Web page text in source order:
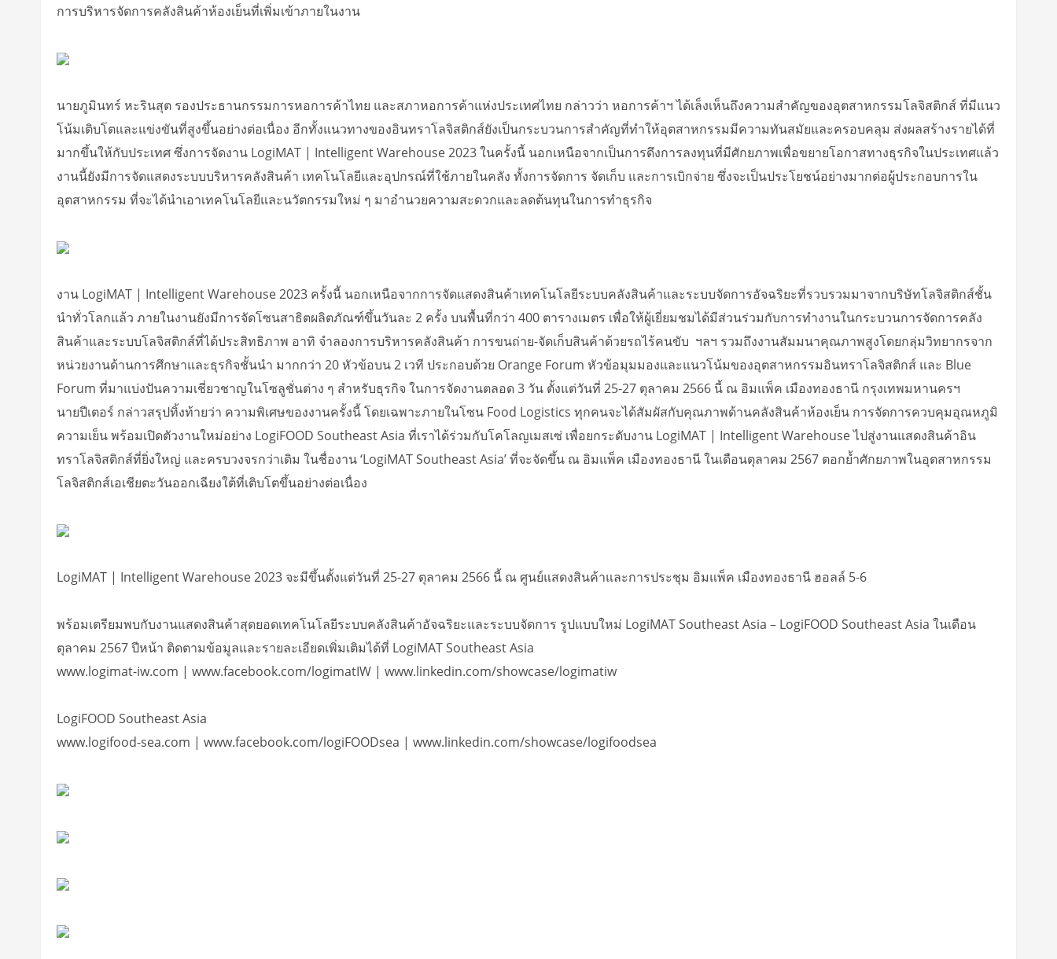
การบริหารจัดการคลังสินค้าห้องเย็นที่เพิ่มเข้าภายในงาน
นายภูมินทร์ หะรินสุต รองประธานกรรมการหอการค้าไทย และสภาหอการค้าแห่งประเทศไทย กล่าวว่า หอการค้าฯ ได้เล็งเห็นถึงความสำคัญของอุตสาหกรรมโลจิสติกส์ ที่มีแนว
โน้มเติบโตและแข่งขันที่สูงขึ้นอย่างต่อเนื่อง อีกทั้งแนวทางของอินทราโลจิสติกส์ยังเป็นกระบวนการสำคัญที่ทำให้อุตสาหกรรมมีความทันสมัยและครอบคลุม ส่งผลสร้างรายได้ที่
มากขึ้นให้กับประเทศ ซึ่งการจัดงาน LogiMAT | Intelligent Warehouse 2023 ในครั้งนี้ นอกเหนือจากเป็นการดึงการลงทุนที่มีศักยภาพเพื่อขยายโอกาสทางธุรกิจในประเทศแล้ว
งานนี้ยังมีการจัดแสดงระบบบริหารคลังสินค้า เทคโนโลยีและอุปกรณ์ที่ใช้ภายในคลัง ทั้งการจัดการ จัดเก็บ และการเบิกจ่าย ซึ่งจะเป็นประโยชน์อย่างมากต่อผู้ประกอบการใน
อุตสาหกรรม ที่จะได้นำเอาเทคโนโลยีและนวัตกรรมใหม่ ๆ มาอำนวยความสะดวกและลดต้นทุนในการทำธุรกิจ
งาน LogiMAT | Intelligent Warehouse 2023 ครั้งนี้ นอกเหนือจากการจัดแสดงสินค้าเทคโนโลยีระบบคลังสินค้าและระบบจัดการอัจฉริยะที่รวบรวมมาจากบริษัทโลจิสติกส์ชั้น
นำทั่วโลกแล้ว ภายในงานยังมีการจัดโซนสาธิตผลิตภัณฑ์ขึ้นวันละ 2 ครั้ง บนพื้นที่กว่า 400 ตารางเมตร เพื่อให้ผู้เยี่ยมชมได้มีส่วนร่วมกับการทำงานในกระบวนการจัดการคลัง
สินค้าและระบบโลจิสติกส์ที่ได้ประสิทธิภาพ อาทิ จำลองการบริหารคลังสินค้า การขนถ่าย-จัดเก็บสินค้าด้วยรถไร้คนขับ ฯลฯ รวมถึงงานสัมมนาคุณภาพสูงโดยกลุ่มวิทยากรจาก
หน่วยงานด้านการศึกษาและธุรกิจชั้นนำ มากกว่า 20 หัวข้อบน 2 เวที ประกอบด้วย Orange Forum หัวข้อมุมมองและแนวโน้มของอุตสาหกรรมอินทราโลจิสติกส์ และ Blue
Forum ที่มาแบ่งปันความเชี่ยวชาญในโซลูชั่นต่าง ๆ สำหรับธุรกิจ ในการจัดงานตลอด 3 วัน ตั้งแต่วันที่ 25-27 ตุลาคม 2566 นี้ ณ อิมแพ็ค เมืองทองธานี กรุงเทพมหานครฯ
นายปีเตอร์ กล่าวสรุปทิ้งท้ายว่า ความพิเศษของงานครั้งนี้ โดยเฉพาะภายในโซน Food Logistics ทุกคนจะได้สัมผัสกับคุณภาพด้านคลังสินค้าห้องเย็น การจัดการควบคุมอุณหภูมิ
ความเย็น พร้อมเปิดตัวงานใหม่อย่าง LogiFOOD Southeast Asia ที่เราได้ร่วมกับโคโลญเมสเซ่ เพื่อยกระดับงาน LogiMAT | Intelligent Warehouse ไปสู่งานแสดงสินค้าอิน
ทราโลจิสติกส์ที่ยิ่งใหญ่ และครบวงจรกว่าเดิม ในชื่องาน ‘LogiMAT Southeast Asia’ ที่จะจัดขึ้น ณ อิมแพ็ค เมืองทองธานี ในเดือนตุลาคม 2567 ตอกย้ำศักยภาพในอุตสาหกรรม
โลจิสติกส์เอเชียตะวันออกเฉียงใต้ที่เติบโตขึ้นอย่างต่อเนื่อง
LogiMAT | Intelligent Warehouse 2023 จะมีขึ้นตั้งแต่วันที่ 25-27 ตุลาคม 2566 นี้ ณ ศูนย์แสดงสินค้าและการประชุม อิมแพ็ค เมืองทองธานี ฮอลล์ 5-6
พร้อมเตรียมพบกับงานแสดงสินค้าสุดยอดเทคโนโลยีระบบคลังสินค้าอัจฉริยะและระบบจัดการ รูปแบบใหม่ LogiMAT Southeast Asia – LogiFOOD Southeast Asia ในเดือน
ตุลาคม 2567 ปีหน้า ติดตามข้อมูลและรายละเอียดเพิ่มเติมได้ที่ LogiMAT Southeast Asia
www.logimat-iw.com | www.facebook.com/logimatIW | www.linkedin.com/showcase/logimatiw
LogiFOOD Southeast Asia
www.logifood-sea.com | www.facebook.com/logiFOODsea | www.linkedin.com/showcase/logifoodsea